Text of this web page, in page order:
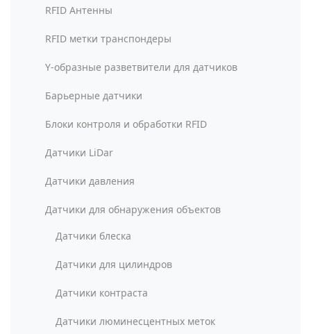
RFID Антенны
RFID метки транспондеры
Y-образные разветвители для датчиков
Барьерные датчики
Блоки контроля и обработки RFID
Датчики LiDar
Датчики давления
Датчики для обнаружения объектов
Датчики блеска
Датчики для цилиндров
Датчики контраста
Датчики люминесцентных меток